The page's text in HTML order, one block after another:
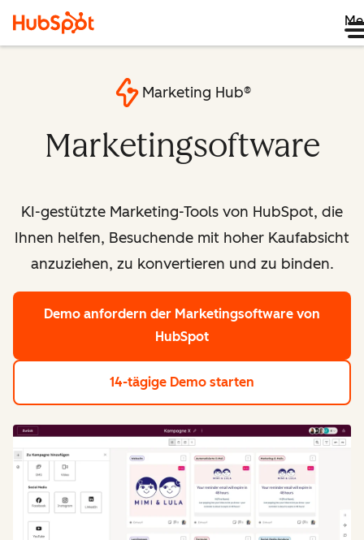
Marketing Hub®
Marketingsoftware
KI-gestützte Marketing-Tools von HubSpot, die
Ihnen helfen, Besuchende mit hoher Kaufabsicht
anzuziehen, zu konvertieren und zu binden.
Demo anfordern der Marketingsoftware von
HubSpot
14-tägige Demo starten